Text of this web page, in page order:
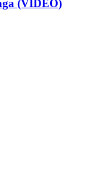
(VIDEO)